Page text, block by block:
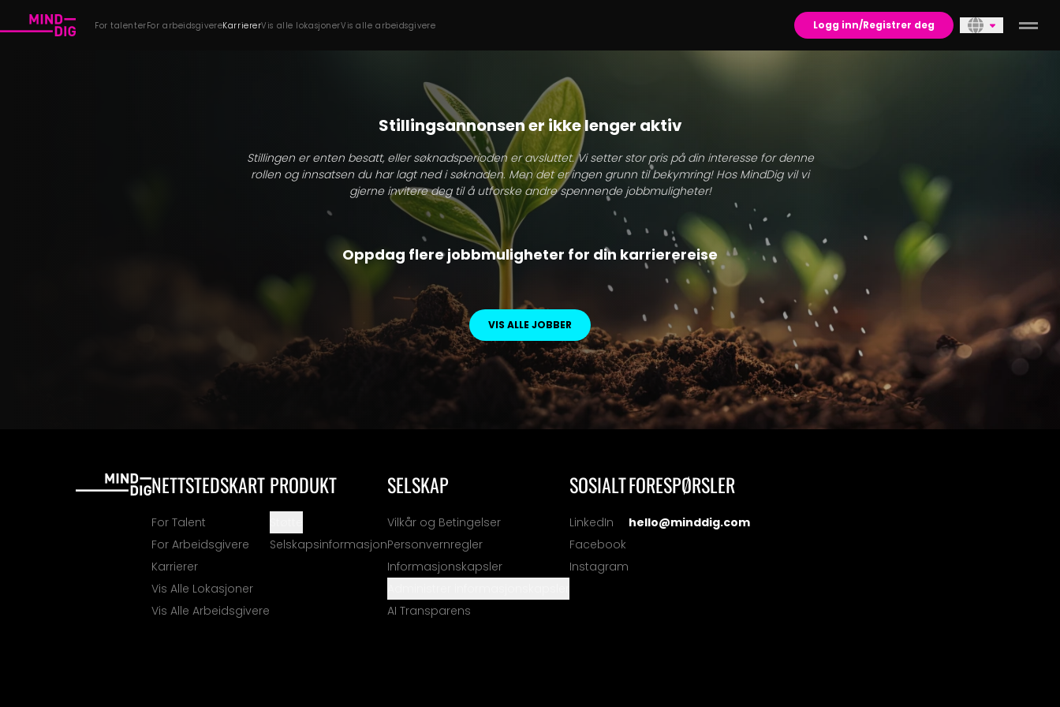
For talenterFor arbeidsgivereKarriererVis alle lokasjonerVis alle arbeidsgivere Logg inn/Registrer deg
Stillingsannonsen er ikke lenger aktiv
Stillingen er enten besatt, eller søknadsperioden er avsluttet. Vi setter stor pris på din interesse for denne
rollen og innsatsen du har lagt ned i søknaden. Men det er ingen grunn til bekymring! Hos MindDig vil vi
gjerne invitere deg til å utforske andre spennende jobbmuligheter!
Oppdag flere jobbmuligheter for din karrierereise
VIS ALLE JOBBER
NETTSTEDSKART
For Talent
For Arbeidsgivere
Karrierer
Vis Alle Lokasjoner
Vis Alle Arbeidsgivere
PRODUKT
Selskapsinformasjon
SELSKAP
Vilkår og Betingelser
Personvernregler
Informasjonskapsler
AI Transparens
SOSIALT
LinkedIn
Facebook
Instagram
FORESPØRSLER
hello@minddig.com